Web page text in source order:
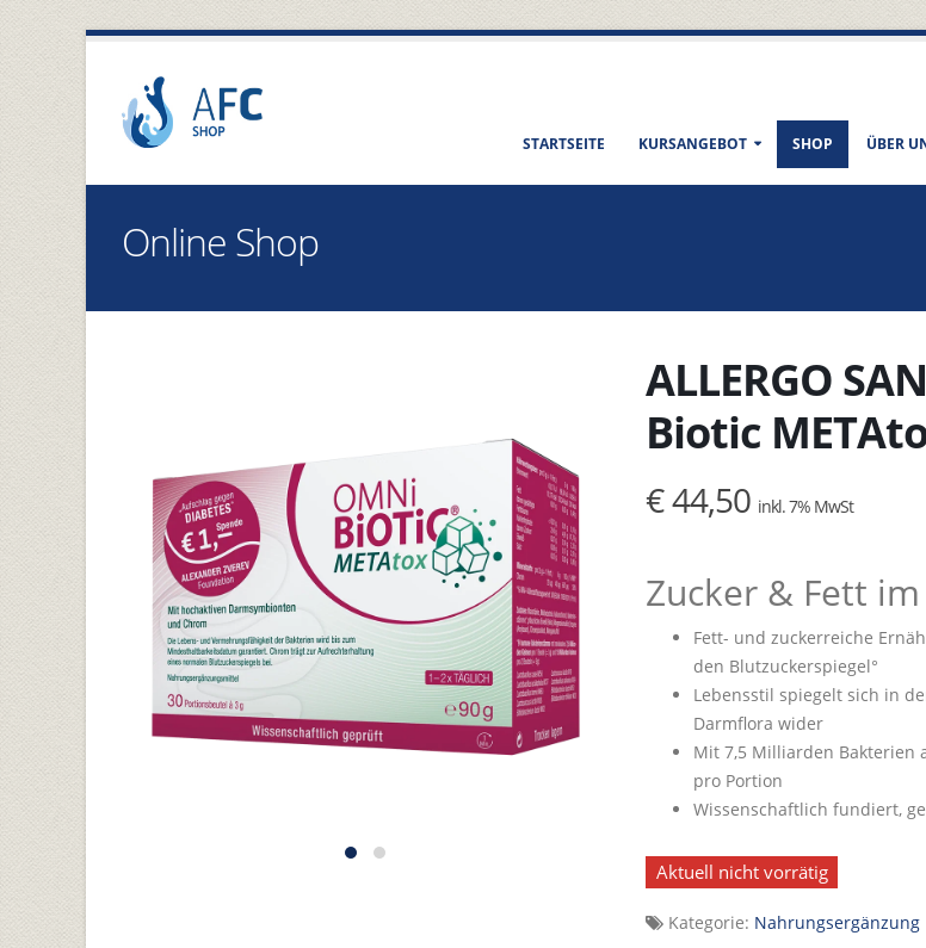
STARTSEITE KURSANGEBOT SHOP ÜBER
Online Shop
ALLERGO
Biotic
€ 44,50 inkl. 7% MwSt
Zucker & Fett
Fett- und zuckerreiche
den Blutzuckerspiegel°
Lebensstil spiegelt sich in
Darmflora wider
Mit 7,5 Milliarden Bakterien
pro Portion
Wissenschaftlich fundiert,
Aktuell nicht vorrätig
Kategorie: Nahrungsergänzung